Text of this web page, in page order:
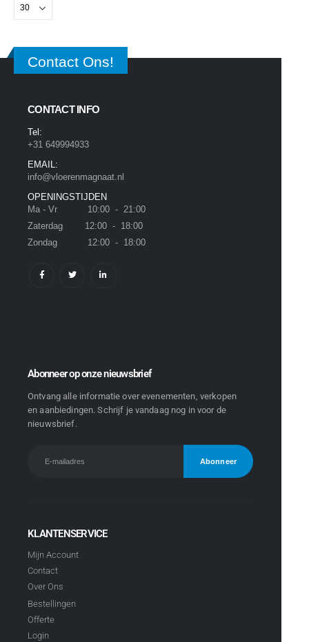
Contact Ons!
CONTACT INFO
Tel:
+31 649994933
EMAIL:
info@vloerenmagnaat.nl
OPENINGSTIJDEN
Ma - Vr 10:00 - 21:00
Zaterdag 12:00 - 18:00
Zondag 12:00 - 18:00
Abonneer op onze nieuwsbrief
Ontvang alle informatie over evenementen, verkopen
en aanbiedingen. Schrijf je vandaag nog in voor de
nieuwsbrief.
KLANTENSERVICE
Mijn Account
Contact
Over Ons
Bestellingen
Offerte
Login